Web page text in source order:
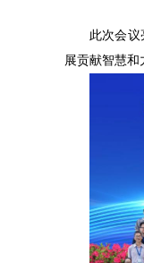
此次会议亮
展贡献智慧和